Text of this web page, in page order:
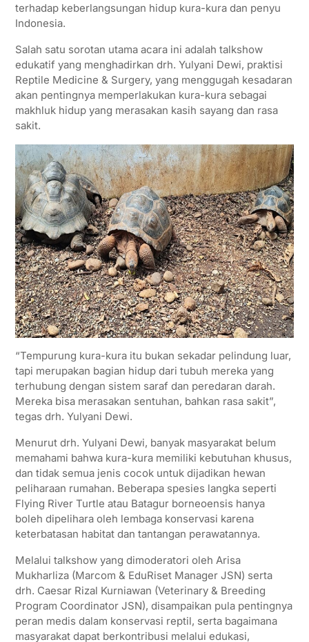
p
k
m
terhadap keberlangsungan hidup kura-kura dan penyu
Indonesia.
Salah satu sorotan utama acara ini adalah talkshow
edukatif yang menghadirkan drh. Yulyani Dewi, praktisi
Reptile Medicine & Surgery, yang menggugah kesadaran
akan pentingnya memperlakukan kura-kura sebagai
makhluk hidup yang merasakan kasih sayang dan rasa
sakit.
“Tempurung kura-kura itu bukan sekadar pelindung luar,
tapi merupakan bagian hidup dari tubuh mereka yang
terhubung dengan sistem saraf dan peredaran darah.
Mereka bisa merasakan sentuhan, bahkan rasa sakit”,
tegas drh. Yulyani Dewi.
Menurut drh. Yulyani Dewi, banyak masyarakat belum
memahami bahwa kura-kura memiliki kebutuhan khusus,
dan tidak semua jenis cocok untuk dijadikan hewan
peliharaan rumahan. Beberapa spesies langka seperti
Flying River Turtle atau Batagur borneoensis hanya
boleh dipelihara oleh lembaga konservasi karena
keterbatasan habitat dan tantangan perawatannya.
Melalui talkshow yang dimoderatori oleh Arisa
Mukharliza (Marcom & EduRiset Manager JSN) serta
drh. Caesar Rizal Kurniawan (Veterinary & Breeding
Program Coordinator JSN), disampaikan pula pentingnya
peran medis dalam konservasi reptil, serta bagaimana
masyarakat dapat berkontribusi melalui edukasi,